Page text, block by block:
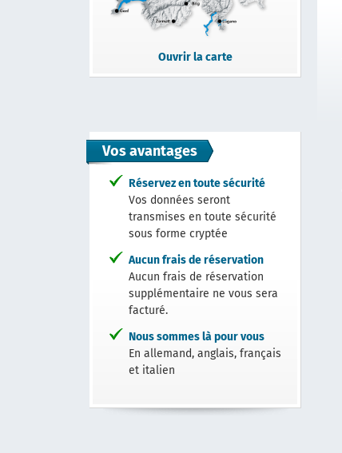
Ouvrir la carte
Vos avantages
Réservez en toute sécurité
Vos données seront
transmises en toute sécurité
sous forme cryptée
Aucun frais de réservation
Aucun frais de réservation
supplémentaire ne vous sera
facturé.
Nous sommes là pour vous
En allemand, anglais, français
et italien